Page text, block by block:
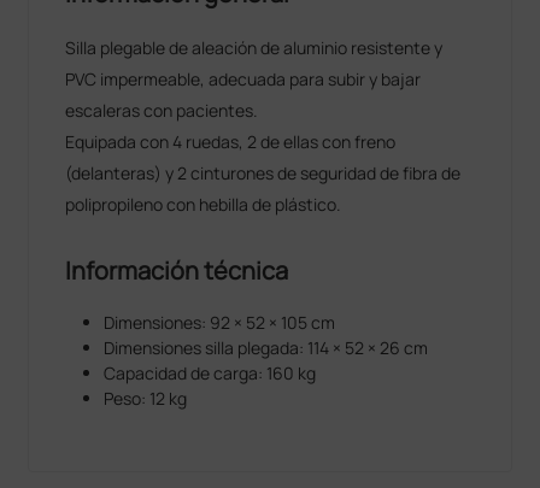
Silla plegable de aleación de aluminio resistente y
PVC impermeable, adecuada para subir y bajar
escaleras con pacientes.
Equipada con 4 ruedas, 2 de ellas con freno
(delanteras) y 2 cinturones de seguridad de fibra de
polipropileno con hebilla de plástico.
Información técnica
Dimensiones: 92 × 52 × 105 cm
Dimensiones silla plegada: 114 × 52 × 26 cm
Capacidad de carga: 160 kg
Peso: 12 kg